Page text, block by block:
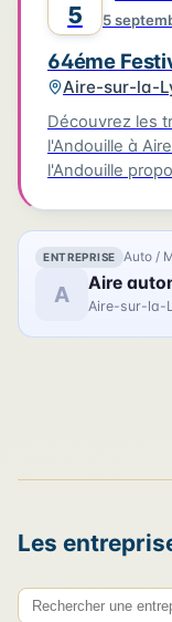
5 5
64éme
Aire-sur-la-
Découvrez les
l'Andouille à
l'Andouille
ENTREPRISE Auto /
A Aire
Aire-sur-la-
Les
Rechercher une
Thème